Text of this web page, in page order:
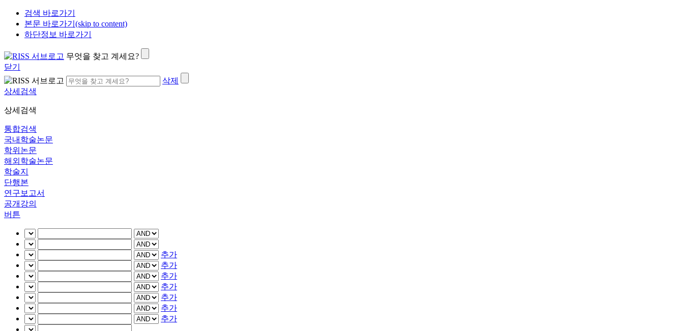
검색 바로가기
본문 바로가기(skip to content)
하단정보 바로가기
무엇을 찾고 계세요?
닫기
삭제
상세검색
상세검색
통합검색
국내학술논문
학위논문
해외학술논문
학술지
단행본
연구보고서
공개강의
버튼
추가
추가
추가
추가
추가
추가
추가